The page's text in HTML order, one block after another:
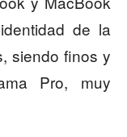
de la
siendo finos y
Pro, muy